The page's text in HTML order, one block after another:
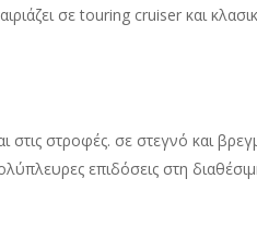
σε touring cruiser και
στις στροφές. σε στεγνό και
επιδόσεις στη